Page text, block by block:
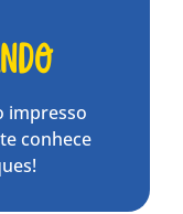
impresso
conhece